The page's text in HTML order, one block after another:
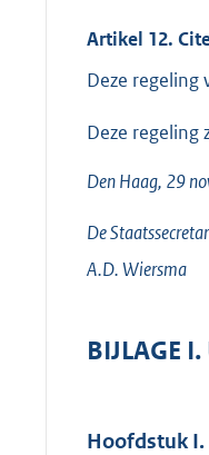
Artikel 12.
Deze
Deze
Den Haag, 29
De
A.D.Wiersma
BIJLAGE
Hoofdstuk